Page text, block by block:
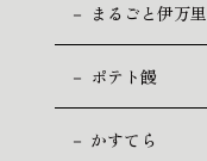
－ まるごと伊万里
－ ポテト饅
－ かすてら